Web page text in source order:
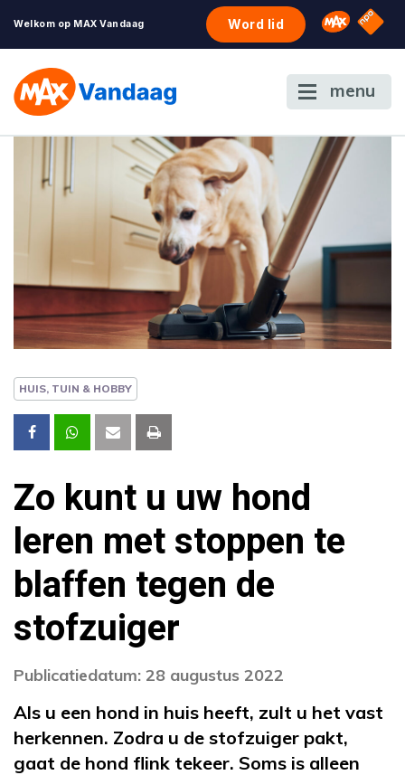
Welkom op MAX Vandaag Word lid Omroep
NPO
menu
HUIS, TUIN & HOBBY
Zo kunt u uw hond
leren met stoppen te
blaffen tegen de
stofzuiger
Publicatiedatum: 28 augustus 2022
Als u een hond in huis heeft, zult u het vast
herkennen. Zodra u de stofzuiger pakt,
gaat de hond flink tekeer. Soms is alleen